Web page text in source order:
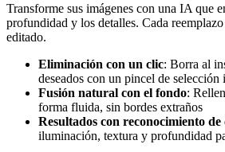
Transforme sus imágenes con una IA que
profundidad y los detalles. Cada
editado.
Eliminación con un clic: Borra al
deseados con un pincel de selección
Fusión natural con el fondo:
forma fluida, sin bordes extraños
Resultados con reconocimiento de
iluminación, textura y profundidad